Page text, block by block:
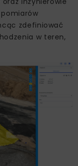
pomiarów
zdefiniować
w teren,